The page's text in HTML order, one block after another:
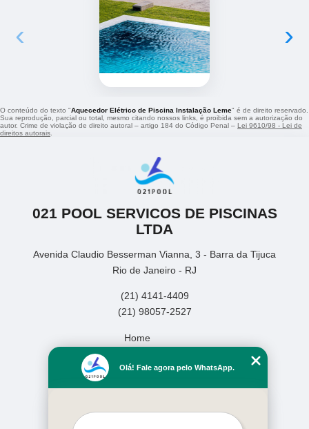
‹ ›
O conteúdo do texto "Aquecedor Elétrico de Piscina Instalação Leme" é de direito reservado.
Sua reprodução, parcial ou total, mesmo citando nossos links, é proibida sem a autorização do
autor. Crime de violação de direito autoral – artigo 184 do Código Penal – Lei 9610/98 - Lei de
direitos autorais
021 POOL SERVICOS DE PISCINAS
LTDA
Avenida Claudio Besserman Vianna, 3 - Barra da Tijuca
Rio de Janeiro - RJ
(21) 4141-4409
(21) 98057-2527
Home
Missão
Olá! Fale agora pelo WhatsApp.